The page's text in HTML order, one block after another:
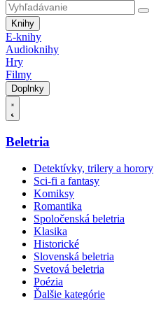
Knihy
E-knihy
Audioknihy
Hry
Filmy
Doplnky
Beletria
Detektívky, trilery a horory
Sci-fi a fantasy
Komiksy
Romantika
Spoločenská beletria
Klasika
Historické
Slovenská beletria
Svetová beletria
Poézia
Ďalšie kategórie